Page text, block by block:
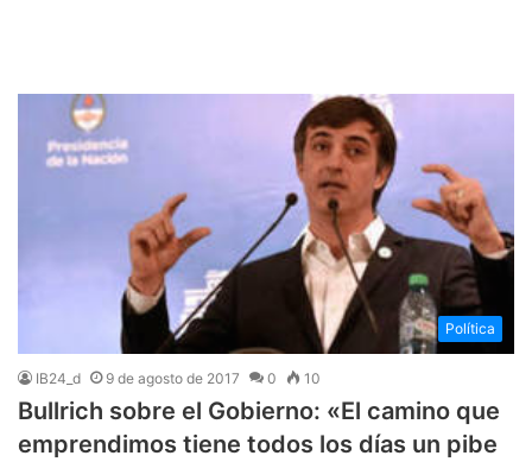
Política
IB24_d 9 de agosto de 2017 0 10
Bullrich sobre el Gobierno: «El camino que
emprendimos tiene todos los días un pibe